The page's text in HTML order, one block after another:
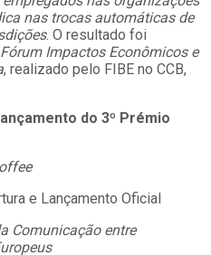
nas trocas automáticas de
. O resultado foi
Fórum Impactos Econômicos e
, realizado pelo FIBE no CCB,
do 3º Prémio
e Lançamento Oficial
Comunicação entre